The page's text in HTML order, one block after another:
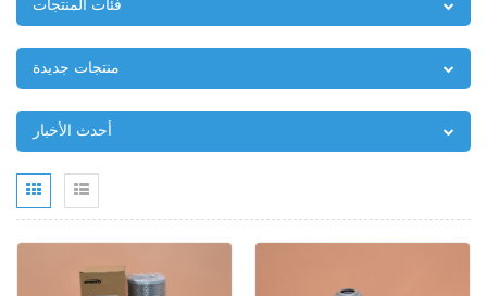
منتجات جديدة
أحدث الأخبار